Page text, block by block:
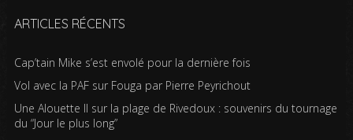
ARTICLES RÉCENTS
Cap’tain Mike s’est envolé pour la dernière fois
Vol avec la PAF sur Fouga par Pierre Peyrichout
Une Alouette II sur la plage de Rivedoux : souvenirs du tournage
du “Jour le plus long”